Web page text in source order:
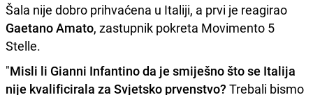
Šala nije dobro prihvaćena u Italiji, a prvi je reagirao
Gaetano Amato, zastupnik pokreta Movimento 5
Stelle.
"Misli li Gianni Infantino da je smiješno što se Italija
nije kvalificirala za Svjetsko prvenstvo? Trebali bismo